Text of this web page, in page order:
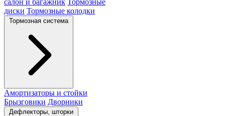
салон и багажник Тормозные
диски Тормозные колодки
Тормозная система
Амортизаторы и стойки
Брызговики Дворники
Дефлекторы, шторки